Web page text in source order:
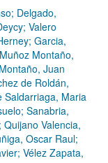
Delgado,
Valero
Garcia,
Montaño,
Juan
de Roldán,
Saldarriaga, Maria
Sanabria,
Valencia,
Oscar Raul;
Vélez Zapata,